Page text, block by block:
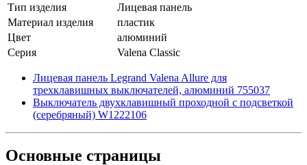
Тип изделия
Лицевая панель
Материал изделия
пластик
Цвет
алюминий
Серия
Valena Classic
Лицевая панель Legrand Valena Allure для
трехклавишных выключателей, алюминий 755037
Выключатель двухклавишный проходной с подсветкой
(серебряный) W1222106
Основные страницы